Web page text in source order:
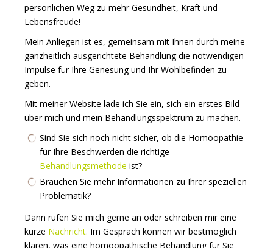
persönlichen Weg zu mehr Gesundheit, Kraft und
Lebensfreude!
Mein Anliegen ist es, gemeinsam mit Ihnen durch meine
ganzheitlich ausgerichtete Behandlung die notwendigen
Impulse für Ihre Genesung und Ihr Wohlbefinden zu
geben.
Mit meiner Website lade ich Sie ein, sich ein erstes Bild
über mich und mein Behandlungsspektrum zu machen.
Sind Sie sich noch nicht sicher, ob die Homöopathie
für Ihre Beschwerden die richtige
Behandlungsmethode ist?
Brauchen Sie mehr Informationen zu Ihrer speziellen
Problematik?
Dann rufen Sie mich gerne an oder schreiben mir eine
kurze Nachricht. Im Gespräch können wir bestmöglich
klären, was eine homöopathische Behandlung für Sie